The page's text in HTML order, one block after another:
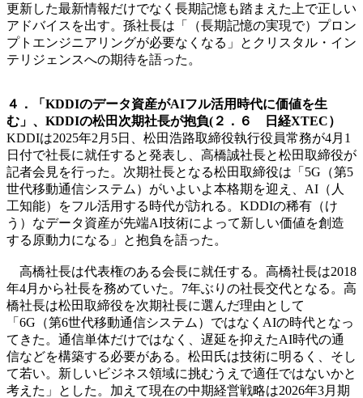
更新した最新情報だけでなく長期記憶も踏まえた上で正しい
アドバイスを出す。孫社長は「（長期記憶の実現で）プロン
プトエンジニアリングが必要なくなる」とクリスタル・イン
テリジェンスへの期待を語った。
４．「KDDIのデータ資産がAIフル活用時代に価値を生
む」、KDDIの松田次期社長が抱負(２．６ 日経XTEC）
KDDIは2025年2月5日、松田浩路取締役執行役員常務が4月1
日付で社長に就任すると発表し、高橋誠社長と松田取締役が
記者会見を行った。次期社長となる松田取締役は「5G（第5
世代移動通信システム）がいよいよ本格期を迎え、AI（人
工知能）をフル活用する時代が訪れる。KDDIの稀有（け
う）なデータ資産が先端AI技術によって新しい価値を創造
する原動力になる」と抱負を語った。
高橋社長は代表権のある会長に就任する。高橋社長は2018
年4月から社長を務めていた。7年ぶりの社長交代となる。高
橋社長は松田取締役を次期社長に選んだ理由として
「6G（第6世代移動通信システム）ではなくAIの時代となっ
てきた。通信単体だけではなく、遅延を抑えたAI時代の通
信などを構築する必要がある。松田氏は技術に明るく、そし
て若い。新しいビジネス領域に挑むうえで適任ではないかと
考えた」とした。加えて現在の中期経営戦略は2026年3月期